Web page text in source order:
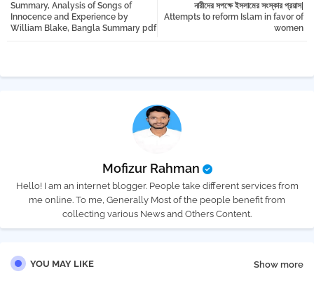
নারীদের সপক্ষে ইসলামের সংস্কার প্রয়াস|
Attempts to reform Islam in favor of
women
Summary, Analysis of Songs of
Innocence and Experience by
William Blake, Bangla Summary pdf
Mofizur Rahman
Hello! I am an internet blogger. People take different services from
me online. To me, Generally Most of the people benefit from
collecting various News and Others Content.
YOU MAY LIKE Show more